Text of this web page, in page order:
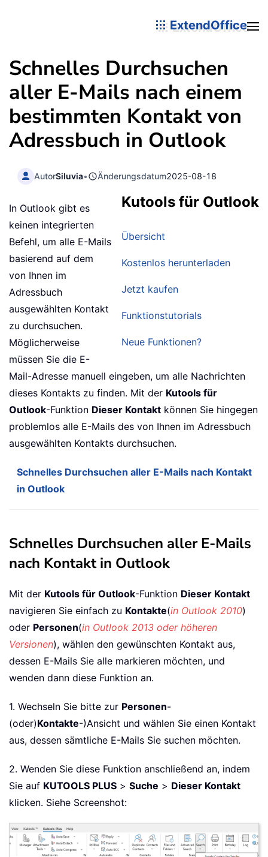
ExtendOffice
Schnelles Durchsuchen
aller E-Mails nach einem
bestimmten Kontakt von
Adressbuch in Outlook
AutorSiluvia• Änderungsdatum2025-08-18
Kutools für Outlook
Übersicht
Kostenlos herunterladen
Jetzt kaufen
Funktionstutorials
Neue Funktionen?
In Outlook gibt es
keinen integrierten
Befehl, um alle E-Mails
basierend auf dem
von Ihnen im
Adressbuch
ausgewählten Kontakt
zu durchsuchen.
Möglicherweise
müssen Sie die E-
Mail-Adresse manuell eingeben, um alle Nachrichten
dieses Kontakts zu finden. Mit der Kutools für
Outlook-Funktion Dieser Kontakt können Sie hingegen
problemlos alle E-Mails des von Ihnen im Adressbuch
ausgewählten Kontakts durchsuchen.
Schnelles Durchsuchen aller E-Mails nach Kontakt
in Outlook
Schnelles Durchsuchen aller E-Mails
nach Kontakt in Outlook
Mit der Kutools für Outlook-Funktion Dieser Kontakt
navigieren Sie einfach zu Kontakte(in Outlook 2010)
oder Personen(in Outlook 2013 oder höheren
Versionen), wählen den gewünschten Kontakt aus,
dessen E-Mails Sie alle markieren möchten, und
wenden dann diese Funktion an.
1. Wechseln Sie bitte zur Personen-
(oder)Kontakte-)Ansicht und wählen Sie einen Kontakt
aus, dessen sämtliche E-Mails Sie suchen möchten.
2. Wenden Sie diese Funktion anschließend an, indem
Sie auf KUTOOLS PLUS > Suche > Dieser Kontakt
klicken. Siehe Screenshot: